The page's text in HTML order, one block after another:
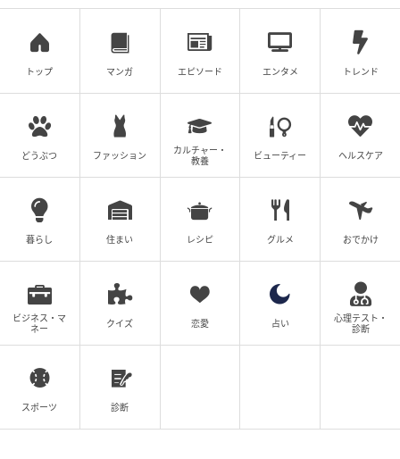
れても、怒涛の追い上げが可能です。崖っぷちを待つ
ことはないものの、最後まで強い思いがあれば確実に
やり遂げられます。全部後回しで一つに集中するの
【ラッキーアイテム】卒業アルバム
【ラッキープレイス】ホームセンター
【10位】乙女座
トップ マンガ エピソード エンタメ トレンド
どうぶつ ファッション
カルチャー・
教養
ビューティー ヘルスケア
暮らし 住まい レシピ グルメ おでかけ
ビジネス・マ
ネー
クイズ 恋愛 占い
心理テスト・
診断
スポーツ 診断